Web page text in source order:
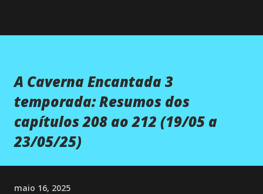
A Caverna Encantada 3
temporada: Resumos dos
capítulos 208 ao 212 (19/05 a
23/05/25)
maio 16, 2025